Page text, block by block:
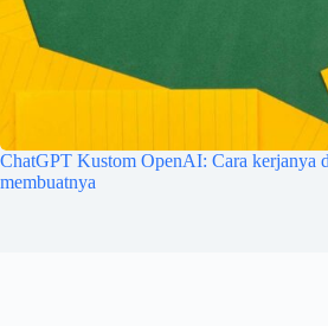
ChatGPT Kustom OpenAI: Cara kerjanya
membuatnya